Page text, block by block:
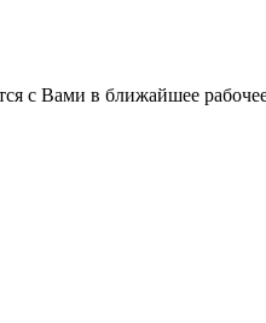
с Вами в ближайшее